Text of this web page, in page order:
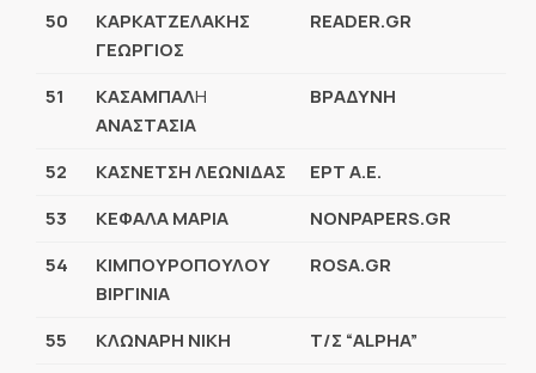
50
ΚΑΡΚΑΤΖΕΛΑΚΗΣ
ΓΕΩΡΓΙΟΣ
READER.GR
51 ΚΑΣΑΜΠΑΛΗ
ΑΝΑΣΤΑΣΙΑ
ΒΡΑΔΥΝΗ
52 ΚΑΣΝΕΤΣΗ ΛΕΩΝΙΔΑΣ
ΕΡΤ Α.Ε.
53
ΚΕΦΑΛΑ ΜΑΡΙΑ
NONPAPERS.GR
54
ΚΙΜΠΟΥΡΟΠΟΥΛΟΥ
ΒΙΡΓΙΝΙΑ
ROSA.GR
55 ΚΛΩΝΑΡΗ ΝΙΚΗ
Τ/Σ “ALPHA”